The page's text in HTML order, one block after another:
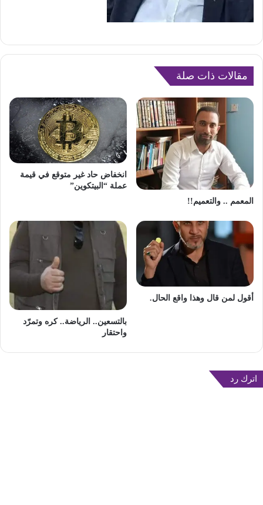
مقالات ذات صلة
المعمم .. والتعميم!!
انخفاض حاد غير متوقع في قيمة
عملة “البيتكوين”
أقول لمن قال وهذا واقع الحال.
بالتسعين.. الرياضة.. كره وتمرّد
واحتقار
اترك رد